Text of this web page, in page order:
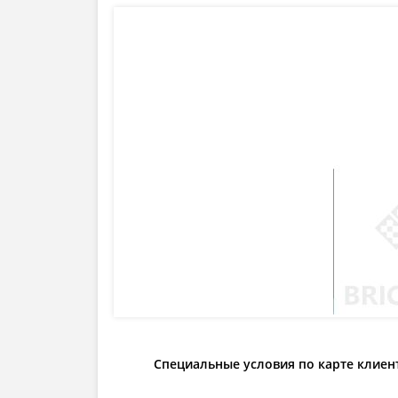
Специальные условия по карте